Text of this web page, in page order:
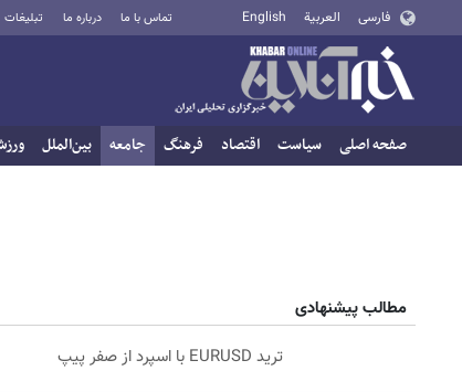
فارسی العربية English تماس با ما درباره ما تبلیغات
صفحه اصلی سیاست اقتصاد فرهنگ جامعه بین‌الملل
مطالب پیشنهادی
ترید EURUSD با اسپرد از صفر پیپ